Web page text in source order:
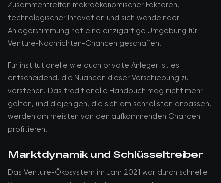
Zusammentreffen makroökonomischer Faktoren,
technologischer Innovation und sich wandelnder
Anlegerstimmung hat eine einzigartige Umgebung für
Venture-Nachrichten-Chancen geschaffen.
Für institutionelle wie auch private Anleger ist es
entscheidend, die Nuancen dieser Verschiebung zu
verstehen. Das traditionelle Handbuch mag nicht mehr
gelten, und diejenigen, die sich am schnellsten anpassen,
werden am meisten von den aufkommenden Chancen
profitieren.
Marktdynamik und Schlüsseltreiber
Das Venture-Ökosystem im Jahr 2021 war durch schnelle